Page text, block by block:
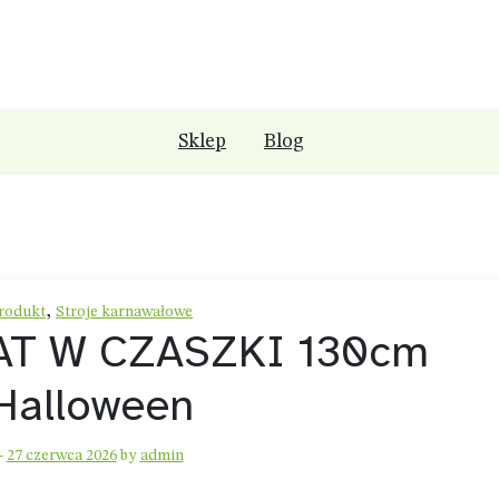
Sklep Blog
, Stroje karnawałowe
W CZASZKI 130cm
- 27 czerwca 2026by admin